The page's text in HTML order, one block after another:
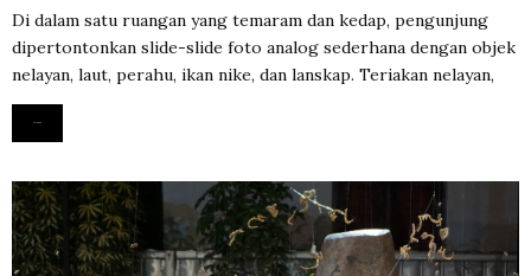
Di dalam satu ruangan yang temaram dan kedap, pengunjung
dipertontonkan slide-slide foto analog sederhana dengan objek
nelayan, laut, perahu, ikan nike, dan lanskap. Teriakan nelayan,